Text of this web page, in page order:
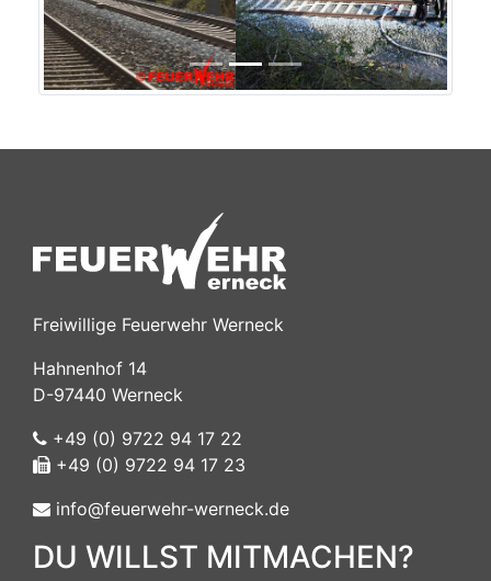
Freiwillige Feuerwehr Werneck
Hahnenhof 14
D-97440 Werneck
+49 (0) 9722 94 17 22
+49 (0) 9722 94 17 23
info@feuerwehr-werneck.de
DU WILLST MITMACHEN?